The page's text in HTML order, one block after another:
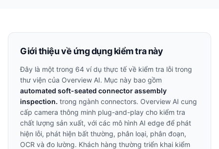
Giới thiệu về ứng dụng kiểm tra này
Đây là một trong 64 ví dụ thực tế về kiểm tra lỗi trong
thư viện của Overview AI. Mục này bao gồm
automated soft-seated connector assembly
inspection. trong ngành connectors. Overview AI cung
cấp camera thông minh plug-and-play cho kiểm tra
chất lượng sản xuất, với các mô hình AI edge để phát
hiện lỗi, phát hiện bất thường, phân loại, phân đoạn,
OCR và đo lường. Khách hàng thường triển khai kiểm